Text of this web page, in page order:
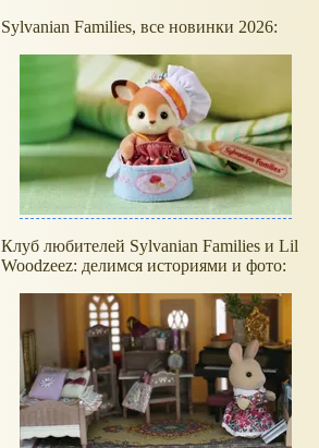
Sylvanian Families, все новинки 2026:
Клуб любителей Sylvanian Families и Lil
Woodzeez: делимся историями и фото: